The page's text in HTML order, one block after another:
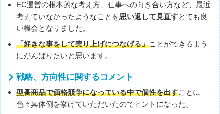
EC運営の根本的な考え方、仕事への向き合い方など、最近
考えていなかったようなことを思い返して見直すとても良
い機会となりました。
「好きな事をして売り上げにつなげる」ことができるよう
にがんばりたいと思います。
戦略、方向性に関するコメント
型番商品で価格競争になっている中で個性を出すことに
色々具体例を挙げていただいたのでヒントになった。